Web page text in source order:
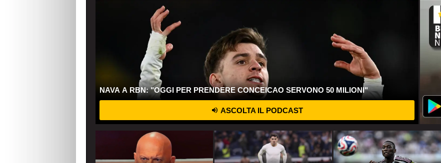
NAVA A RBN: "OGGI PER PRENDERE CONCEICAO SERVONO 50 MILIONI"
ASCOLTA IL PODCAST